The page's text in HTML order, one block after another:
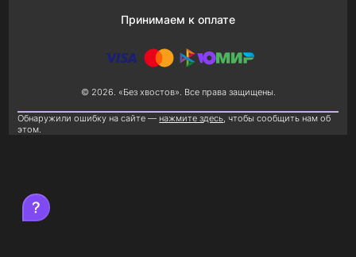
Принимаем к оплате
© 2026. «Без хвостов». Все права защищены.
Обнаружили ошибку на сайте — нажмите здесь, чтобы сообщить нам об
этом.